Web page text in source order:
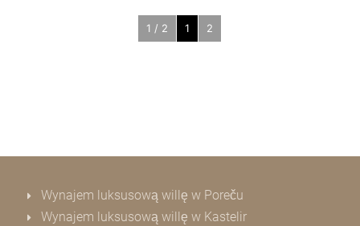
1 / 2 1 2
Wynajem luksusową willę w Poreču
Wynajem luksusową willę w Kastelir